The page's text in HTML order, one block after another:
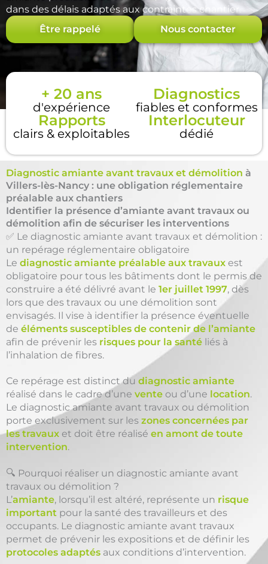
dans des délais adaptés aux contraintes chantier.
Être rappelé Nous contacter
+ 20 ans
d'expérience
Diagnostics
fiables et conformes
Rapports
clairs & exploitables
Interlocuteur
dédié
Diagnostic amiante avant travaux et démolition à
Villers-lès-Nancy : une obligation réglementaire
préalable aux chantiers
Identifier la présence d’amiante avant travaux ou
démolition afin de sécuriser les interventions
✅ Le diagnostic amiante avant travaux et démolition :
un repérage réglementaire obligatoire
Le diagnostic amiante préalable aux travaux est
obligatoire pour tous les bâtiments dont le permis de
construire a été délivré avant le 1er juillet 1997, dès
lors que des travaux ou une démolition sont
envisagés. Il vise à identifier la présence éventuelle
de éléments susceptibles de contenir de l’amiante
afin de prévenir les risques pour la santé liés à
l’inhalation de fibres.
Ce repérage est distinct du diagnostic amiante
réalisé dans le cadre d’une vente ou d’une location.
Le diagnostic amiante avant travaux ou démolition
porte exclusivement sur les zones concernées par
les travaux et doit être réalisé en amont de toute
intervention.
🔍 Pourquoi réaliser un diagnostic amiante avant
travaux ou démolition ?
L’amiante, lorsqu’il est altéré, représente un risque
important pour la santé des travailleurs et des
occupants. Le diagnostic amiante avant travaux
permet de prévenir les expositions et de définir les
protocoles adaptés aux conditions d’intervention.